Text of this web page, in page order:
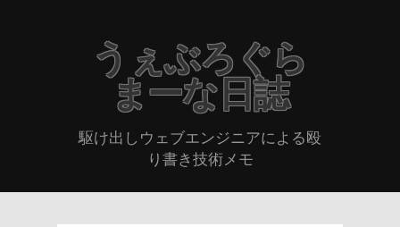
うぇぶろぐら
まーな日誌
駆け出しウェブエンジニアによる殴
り書き技術メモ